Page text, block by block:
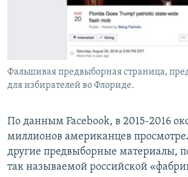
Фальшивая предвыборная страница,
для избирателей во Флориде.
По данным Facebook, в 2015-2016
миллионов американцев
другие предвыборные материалы,
так называемой российской